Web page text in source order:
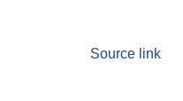
Source link